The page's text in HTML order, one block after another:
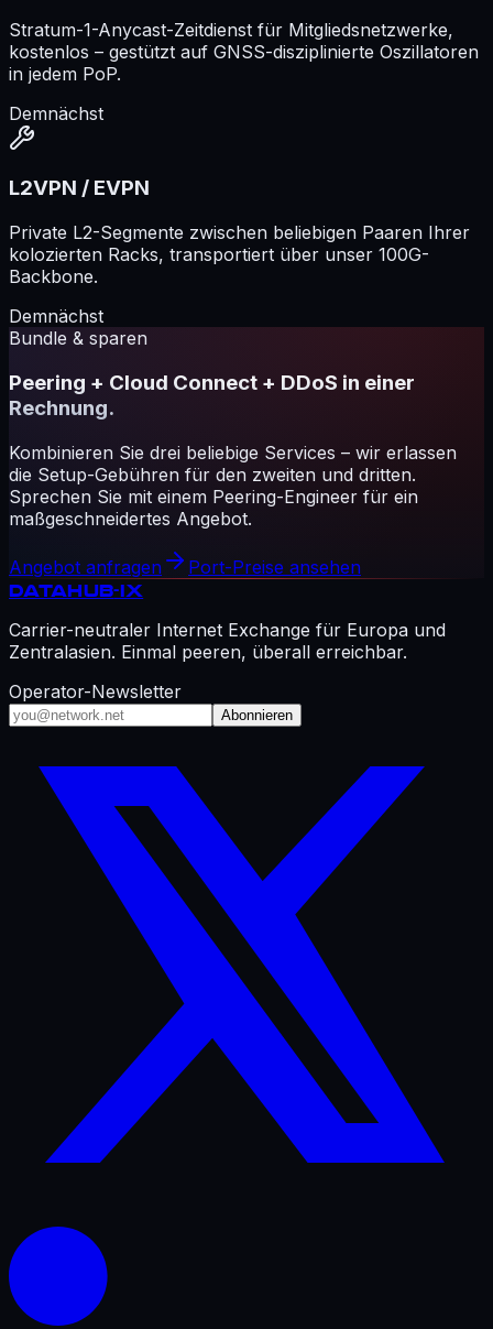
Stratum-1-Anycast-Zeitdienst für Mitgliedsnetzwerke,
kostenlos – gestützt auf GNSS-disziplinierte Oszillatoren
in jedem PoP.
Demnächst
L2VPN / EVPN
Private L2-Segmente zwischen beliebigen Paaren Ihrer
kolozierten Racks, transportiert über unser 100G-
Backbone.
Demnächst
Bundle & sparen
Peering + Cloud Connect + DDoS in einer
Rechnung.
Kombinieren Sie drei beliebige Services – wir erlassen
die Setup-Gebühren für den zweiten und dritten.
Sprechen Sie mit einem Peering-Engineer für ein
maßgeschneidertes Angebot.
Angebot anfragen Port-Preise ansehen
DATAHUB-IX
Carrier-neutraler Internet Exchange für Europa und
Zentralasien. Einmal peeren, überall erreichbar.
Operator-Newsletter
Abonnieren